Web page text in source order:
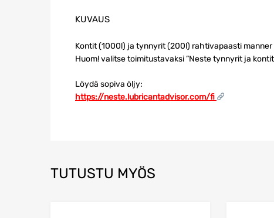
KUVAUS
Kontit (1000l) ja tynnyrit (200l) rahtivapaasti manner
Huom! valitse toimitustavaksi ”Neste tynnyrit ja
Löydä sopiva öljy:
https://neste.lubricantadvisor.com/fi
TUTUSTU MYÖS